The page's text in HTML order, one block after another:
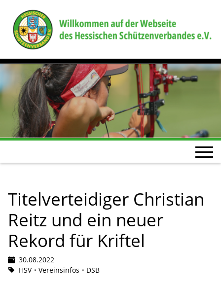
Titelverteidiger Christian
Reitz und ein neuer
Rekord für Kriftel
30.08.2022
HSV
Vereinsinfos DSB